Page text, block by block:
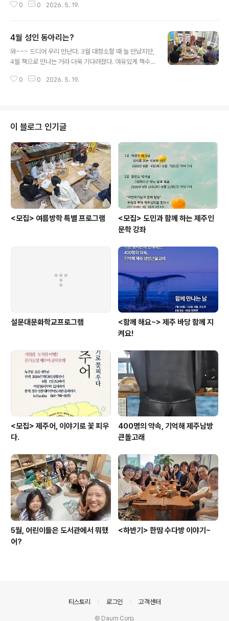
조금은 아끼고 책 이야기 속으로 들어가본다^^ 학년이 올
나도 이야기 속으로 들어가서 친구들과 함께 이야기를 나
눈다. 어느새 이렇게 컸나? 생각이 들정도록 생각이 자라있
다. 오랜만이에요~2026년을 어떻게 보낼까? 함께 계획
나는 중학생 친구들. 사춘기가 올랑 말랑.예민하지만, 친구
0 0 2026. 5. 19.
4월 성인 동아리는?
와~~~ 드디어 우리 만난다. 3월 대청소할 때 늘 만났지만,
4월 책으로 만나는 거라 더욱 기다려졌다. 여유있게 책수
가 주는 울림이 있죠?첫 시간은 엄마를 주제로 그림책을 만
시간을 가졌습니다. 그리고 잠깐, 밖으로 나가보았습니다.
C&A논술학원에서 하는 학부모 강좌에서 추사 김정희와
대향 이중섭을 만났습니다. 세한도와 추사체의 위대함을
다시 한번 느낄 수 있는 시간. 대향 이중섭 화가의 천재적인
화풍.만나고 너무 행복하고 감사한 시간을 가졌습니다. 목
요일 10시 30..
0 0 2026. 5. 19.
이 블로그 인기글
<모집> 여름방학 특별 프로그램
<모집> 도민과 함께 하는 제주인
문학 강좌
설문대문화학교프로그램
<함께 해요~> 제주 바당 함께 지
켜요!
<모집> 제주어, 이야기로 꽃 피우
다.
400명의 약속, 기억해 제주남방
큰돌고래
5월, 어린이들은 도서관에서 뭐했
어?
<하반기> 한땀 수다방 이야기~
티스토리 로그인 고객센터
© Daum Corp.